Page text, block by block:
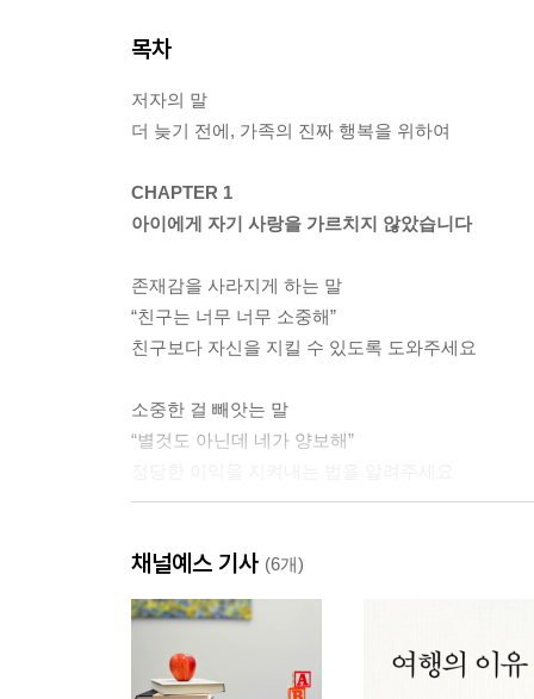
목차
저자의 말
더 늦기 전에, 가족의 진짜 행복을 위하여
CHAPTER 1
아이에게 자기 사랑을 가르치지 않았습니다
존재감을 사라지게 하는 말
“친구는 너무 너무 소중해”
친구보다 자신을 지킬 수 있도록 도와주세요
소중한 걸 빼앗는 말
“별것도 아닌데 네가 양보해”
“이러면 누가 널 좋아하겠니?”
자기다운 삶을 가르치세요
화살을 엉뚱한 곳으로 쏘는 말
“네가 노력을 안 해서 그런 거야”
채널예스 기사 (6개)